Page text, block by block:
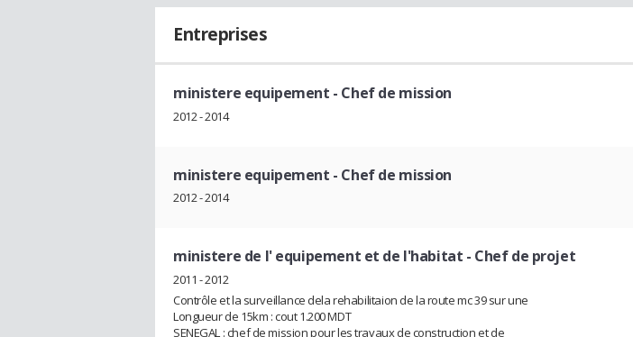
Entreprises
ministere equipement - Chef de mission
2012 - 2014
ministere equipement - Chef de mission
2012 - 2014
ministere de l' equipement et de l'habitat - Chef de projet
2011 - 2012
Contrôle et la surveillance dela rehabilitaion de la route mc 39 sur une
Longueur de 15km : cout 1.200 MDT
SENEGAL : chef de mission pour les travaux de construction et de